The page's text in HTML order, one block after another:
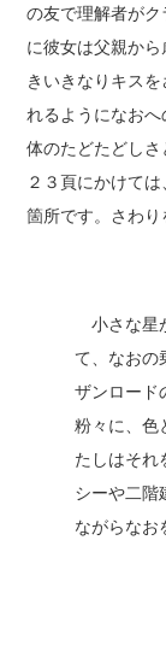
の友で理解者が
に彼女は父親か
きいきなりキス
れるようになお
体のたどたどし
２３頁にかけて
箇所です。さわり
小さな星
て、なおの
ザンロード
粉々に、色
たしはそれ
シーや二階
ながらなお